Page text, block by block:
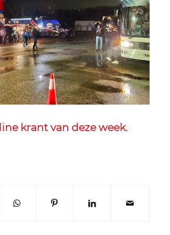
krantvan deze week.